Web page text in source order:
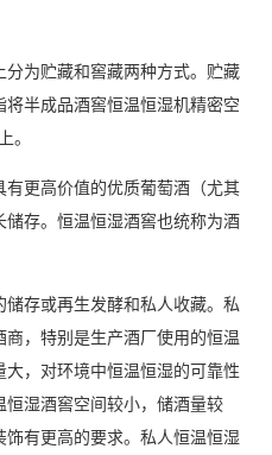
为贮藏和窖藏两种方式。贮藏
将半成品酒窖恒温恒湿机精密空
。
更高价值的优质葡萄酒（尤其
存。恒温恒湿酒窖也统称为酒
存或再生发酵和私人收藏。私
，特别是生产酒厂使用的恒温
，对环境中恒温恒湿的可靠性
湿酒窖空间较小，储酒量较
有更高的要求。私人恒温恒湿